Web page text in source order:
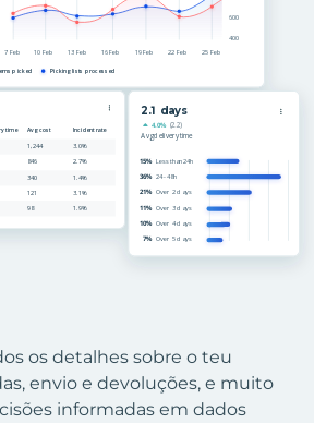
os detalhes sobre o teu
envio e devoluções, e muito
informadas em dados